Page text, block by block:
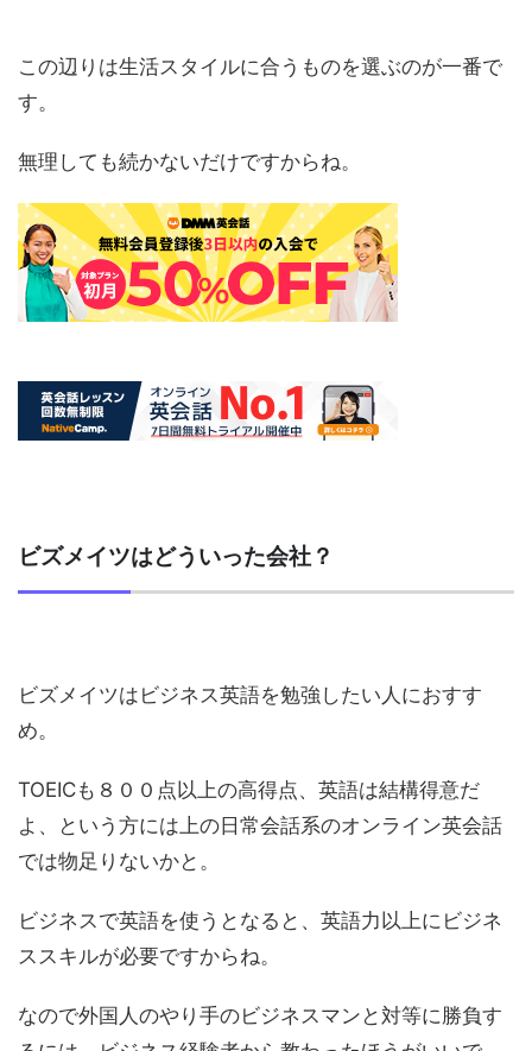
この辺りは生活スタイルに合うものを選ぶのが一番で
す。
無理しても続かないだけですからね。
ビズメイツはどういった会社？
ビズメイツはビジネス英語を勉強したい人におすす
め。
TOEICも８００点以上の高得点、英語は結構得意だ
よ、という方には上の日常会話系のオンライン英会話
では物足りないかと。
ビジネスで英語を使うとなると、英語力以上にビジネ
ススキルが必要ですからね。
なので外国人のやり手のビジネスマンと対等に勝負す